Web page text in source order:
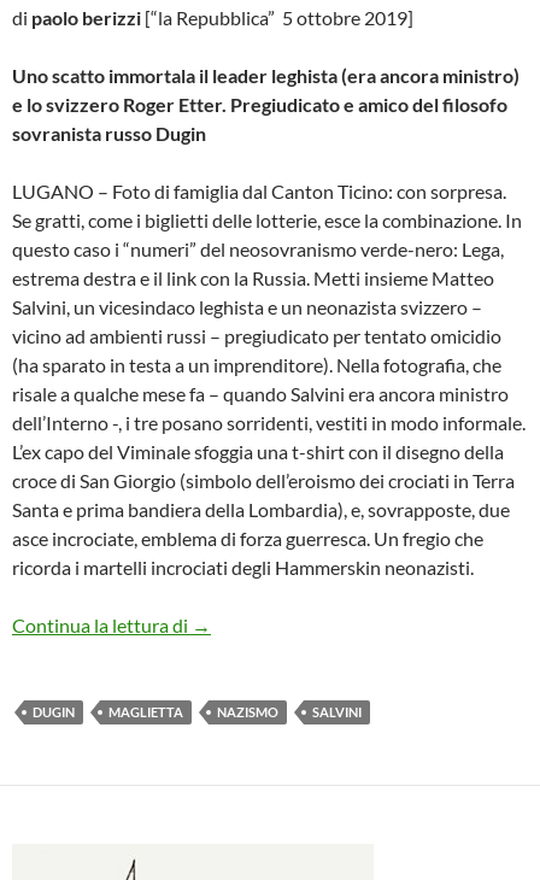
di paolo berizzi [“la Repubblica” 5 ottobre 2019]
Uno scatto immortala il leader leghista (era ancora ministro)
e lo svizzero Roger Etter. Pregiudicato e amico del filosofo
sovranista russo Dugin
LUGANO – Foto di famiglia dal Canton Ticino: con sorpresa.
Se gratti, come i biglietti delle lotterie, esce la combinazione. In
questo caso i “numeri” del neosovranismo verde-nero: Lega,
estrema destra e il link con la Russia. Metti insieme Matteo
Salvini, un vicesindaco leghista e un neonazista svizzero –
vicino ad ambienti russi – pregiudicato per tentato omicidio
(ha sparato in testa a un imprenditore). Nella fotografia, che
risale a qualche mese fa – quando Salvini era ancora ministro
dell’Interno -, i tre posano sorridenti, vestiti in modo informale.
L’ex capo del Viminale sfoggia una t-shirt con il disegno della
croce di San Giorgio (simbolo dell’eroismo dei crociati in Terra
Santa e prima bandiera della Lombardia), e, sovrapposte, due
asce incrociate, emblema di forza guerresca. Un fregio che
ricorda i martelli incrociati degli Hammerskin neonazisti.
Continua la lettura di NON SCHERZIAMO COL FUOCO:
→
DUGIN MAGLIETTA NAZISMO SALVINI